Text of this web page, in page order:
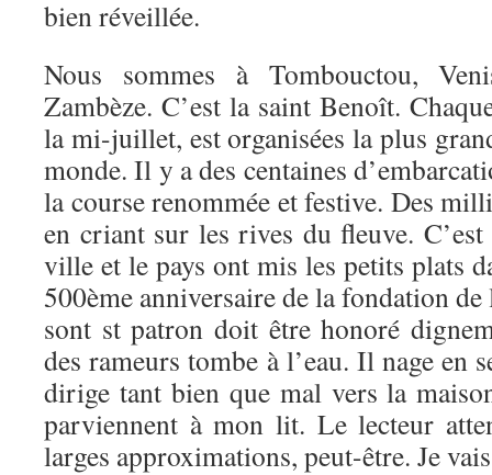
bien réveillée.
Nous sommes à Tombouctou,
Zambèze. C’est la saint Benoît.
la mi-juillet, est organisées la plus
monde. Il y a des centaines
la course renommée et festive. Des
en criant sur les rives du fleuve.
ville et le pays ont mis les petits plats
500ème anniversaire de la fondation
sont st patron doit être honoré
des rameurs tombe à l’eau. Il nage en
dirige tant bien que mal vers la
parviennent à mon lit. Le lecteur
larges approximations, peut-être. Je